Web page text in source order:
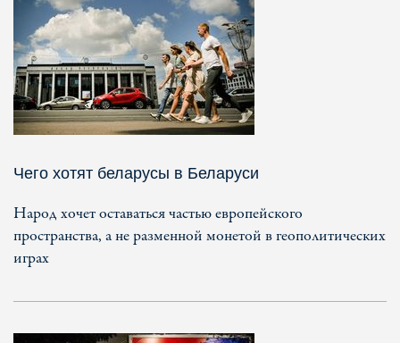
Чего хотят беларусы в Беларуси
Народ хочет оставаться частью европейского
пространства, а не разменной монетой в геополитических
играх